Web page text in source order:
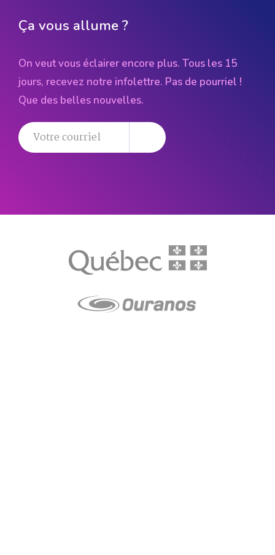
Ça vous allume ?
On veut vous éclairer encore plus. Tous les 15
jours, recevez notre infolettre. Pas de pourriel !
Que des belles nouvelles.